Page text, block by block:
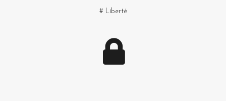
# Liberté